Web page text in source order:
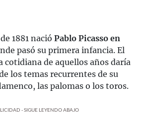
1881 nació Pablo Picasso en
pasó su primera infancia. El
cotidiana de aquellos años daría
los temas recurrentes de su
las palomas o los toros.
- SIGUE LEYENDO ABAJO